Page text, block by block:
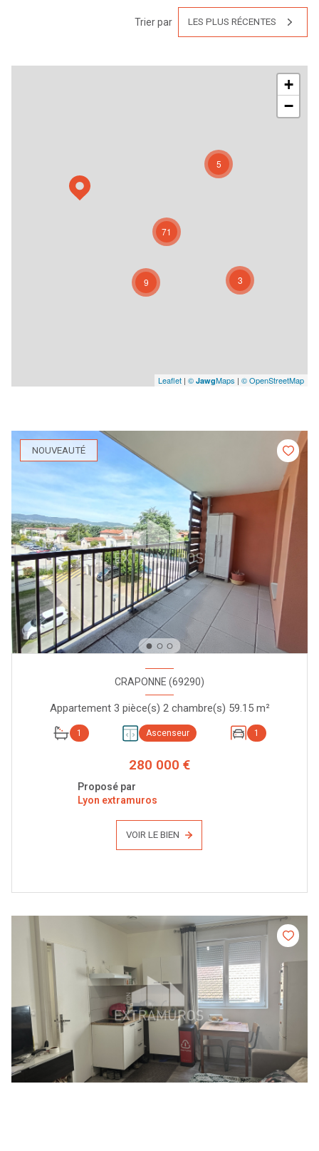
Trier par LES PLUS RÉCENTES
9 3
5
71
+
−
Leaflet | © JawgMaps | © OpenStreetMap
NOUVEAUTÉ
CRAPONNE (69290)
Appartement 3 pièce(s) 2 chambre(s) 59.15 m²
1 Ascenseur 1
280 000 €
Proposé par
Lyon extramuros
VOIR LE BIEN